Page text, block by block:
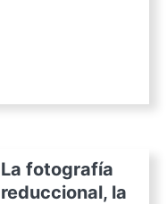
La fotografía
reduccional, la